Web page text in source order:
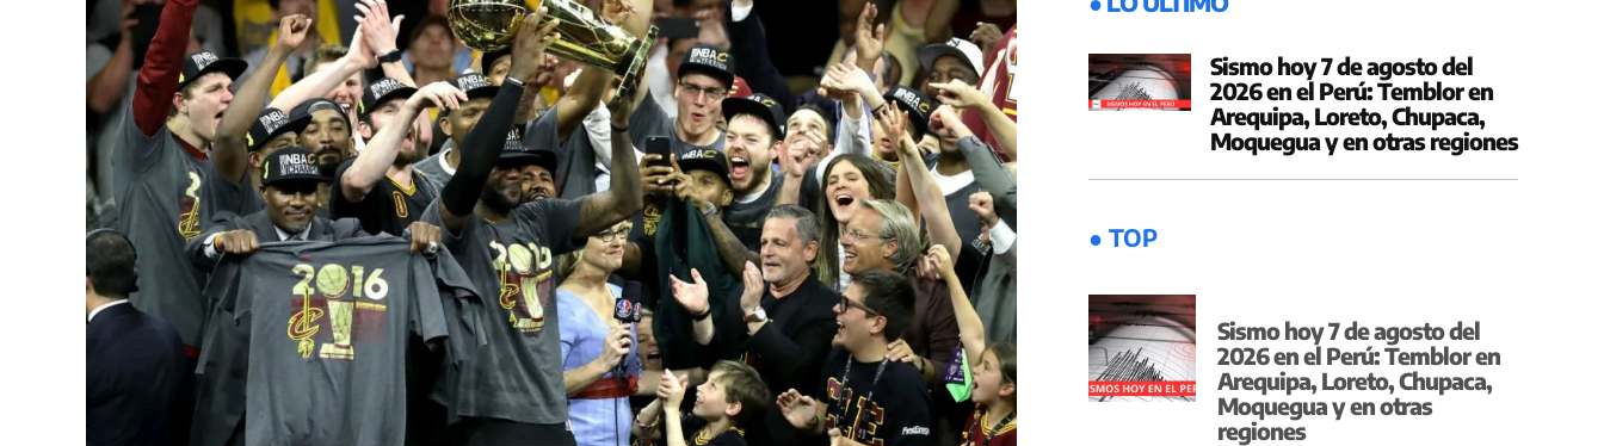
Sismo hoy 7 de agosto del
2026 en el Perú: Temblor en
Arequipa, Loreto, Chupaca,
Moquegua y en otras regiones
● TOP
Sismo hoy 7 de agosto del
2026 en el Perú: Temblor en
Arequipa, Loreto, Chupaca,
Moquegua y en otras
regiones